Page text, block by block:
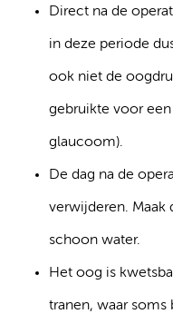
Direct na de
in deze periode
ook niet de
gebruikte voor
glaucoom).
De dag na de
verwijderen.
schoon water.
Het oog is
tranen, waar soms